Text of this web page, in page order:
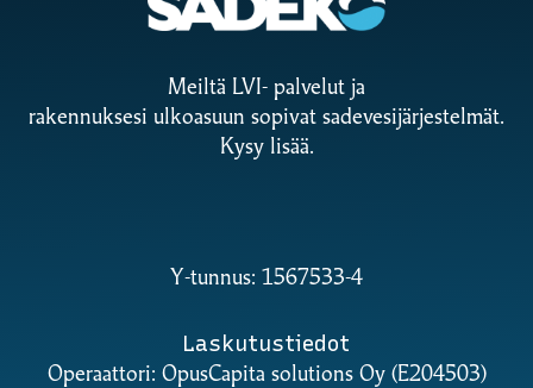
Meiltä LVI- palvelut ja
rakennuksesi ulkoasuun sopivat sadevesijärjestelmät.
Kysy lisää.
Y-tunnus: 1567533-4
Laskutustiedot
Operaattori: OpusCapita solutions Oy (E204503)